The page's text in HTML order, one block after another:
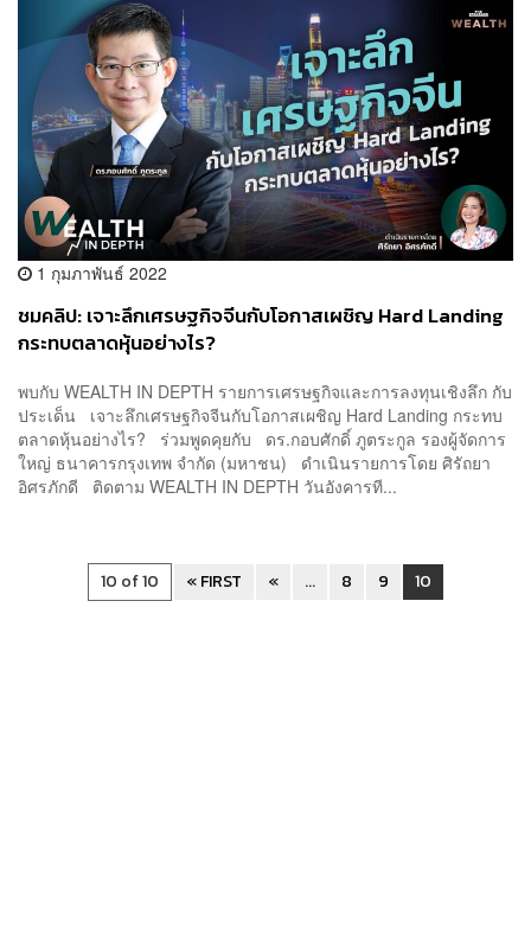
1 กุมภาพันธ์ 2022
ชมคลิป: เจาะลึกเศรษฐกิจจีนกับโอกาสเผชิญ Hard Landing
กระทบตลาดหุ้นอย่างไร?
พบกับ WEALTH IN DEPTH รายการเศรษฐกิจและการลงทุนเชิงลึก กับ
ประเด็น เจาะลึกเศรษฐกิจจีนกับโอกาสเผชิญ Hard Landing กระทบ
ตลาดหุ้นอย่างไร? ร่วมพูดคุยกับ ดร.กอบศักดิ์ ภูตระกูล รองผู้จัดการ
ใหญ่ ธนาคารกรุงเทพ จำกัด (มหาชน) ดำเนินรายการโดย ศิรัถยา
อิศรภักดี ติดตาม WEALTH IN DEPTH วันอังคารที...
10 of 10 « FIRST « ... 8 9 10